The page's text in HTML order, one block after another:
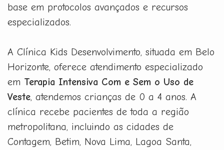
base em protocolos avançados e recursos
especializados.
A Clínica Kids Desenvolvimento, situada em Belo
Horizonte, oferece atendimento especializado
em Terapia Intensiva Com e Sem o Uso de
Veste, atendemos crianças de 0 a 4 anos. A
clínica recebe pacientes de toda a região
metropolitana, incluindo as cidades de
Contagem, Betim, Nova Lima, Lagoa Santa,